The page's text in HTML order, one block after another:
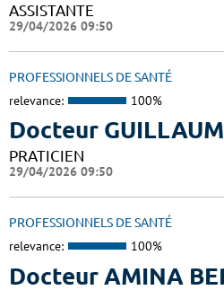
ASSISTANTE
29/04/2026 09:50
PROFESSIONNELS DE SANTÉ
relevance: 100%
Docteur
PRATICIEN
29/04/2026 09:50
PROFESSIONNELS DE SANTÉ
relevance: 100%
Docteur AMINA